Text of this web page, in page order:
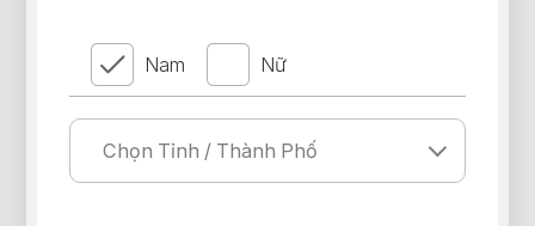
Nam Nữ